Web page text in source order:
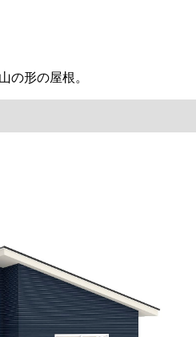
の形の屋根。